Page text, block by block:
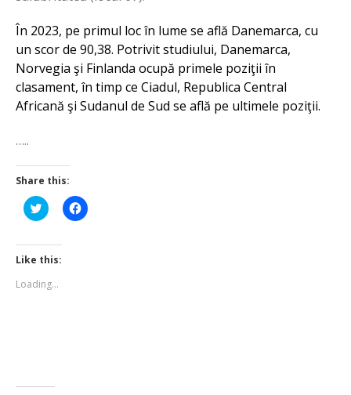
În 2023, pe primul loc în lume se află Danemarca, cu
un scor de 90,38. Potrivit studiului, Danemarca,
Norvegia şi Finlanda ocupă primele poziţii în
clasament, în timp ce Ciadul, Republica Central
Africană şi Sudanul de Sud se află pe ultimele poziţii.
…..
Share this:
Click
to
Twitter
(Opens
in
window)
Click
to
Like this:
Loading...